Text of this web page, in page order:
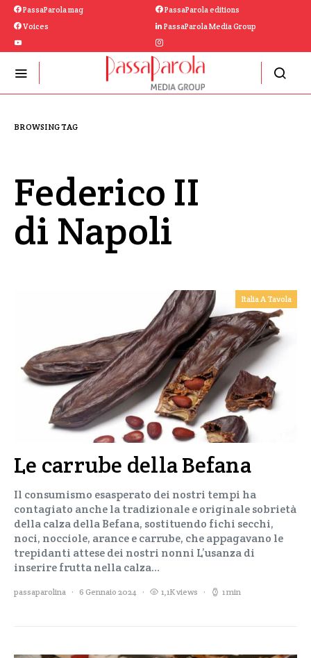
PassaParola mag
PassaParola editions
Voices
PassaParola Media Group
BROWSING TAG
Federico II
di Napoli
Italia A Tavola
Le carrube della Befana
Il consumismo esasperato dei nostri tempi ha
contagiato anche la tradizionale e originale sobrietà
della calza della Befana, sostituendo fichi secchi,
noci, nocciole, arance e carrube, che appagavano le
trepidanti attese dei nostri nonni L’usanza di
inserire frutta nella calza…
passaparolina 6 Gennaio 2024 1,1K views 1 min